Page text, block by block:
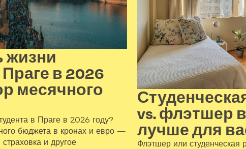
жизни
в 2026
месячного
в Праге в 2026 году?
бюджета в кронах и евро —
и другое.
vs. флэтшер
лучше для
Флэтшер или студенческая